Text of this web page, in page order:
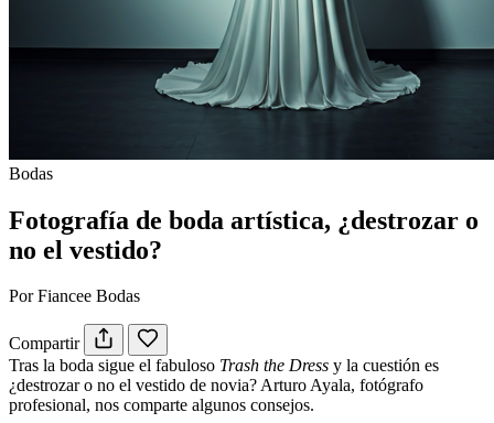
Bodas
Fotografía de boda artística, ¿destrozar o
no el vestido?
Por Fiancee Bodas
Compartir
Tras la boda sigue el fabuloso Trash the Dress y la cuestión es
¿destrozar o no el vestido de novia? Arturo Ayala, fotógrafo
profesional, nos comparte algunos consejos.